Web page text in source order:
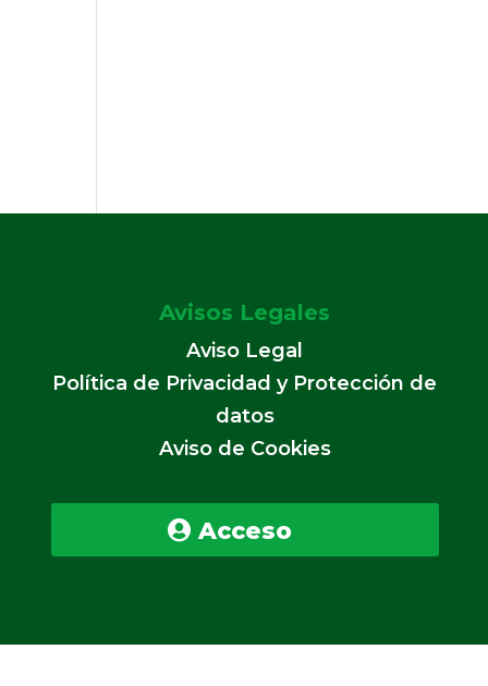
Avisos Legales
Aviso Legal
Política de Privacidad y Protección de
datos
Aviso de Cookies
Acceso